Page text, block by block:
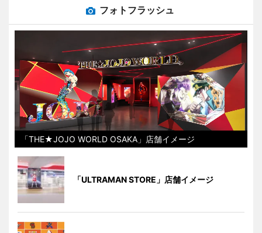
フォトフラッシュ
「THE★JOJO WORLD OSAKA」店舗イメージ
「ULTRAMAN STORE」店舗イメージ